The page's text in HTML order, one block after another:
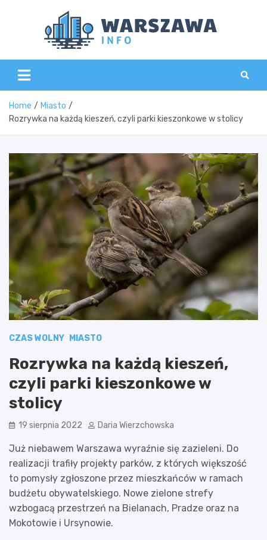
Home
Miasto
Rozrywka na każdą kieszeń, czyli parki kieszonkowe w stolicy
CZAS WOLNY MIASTO
Rozrywka na każdą kieszeń,
czyli parki kieszonkowe w
stolicy
19 sierpnia 2022 Daria Wierzchowska
Już niebawem Warszawa wyraźnie się zazieleni. Do
realizacji trafiły projekty parków, z których większość
to pomysły zgłoszone przez mieszkańców w ramach
budżetu obywatelskiego. Nowe zielone strefy
wzbogacą przestrzeń na Bielanach, Pradze oraz na
Mokotowie i Ursynowie.